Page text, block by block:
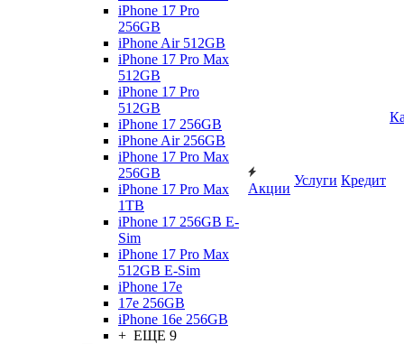
iPhone 17 Pro
256GB
iPhone Air 512GB
iPhone 17 Pro Max
512GB
iPhone 17 Pro
512GB
iPhone 17 256GB
iPhone Air 256GB
iPhone 17 Pro Max
256GB
iPhone 17 Pro Max
1TB
iPhone 17 256GB E-
Sim
iPhone 17 Pro Max
512GB E-Sim
iPhone 17e
17e 256GB
iPhone 16e 256GB
+ ЕЩЕ 9
Акции
Услуги Кредит